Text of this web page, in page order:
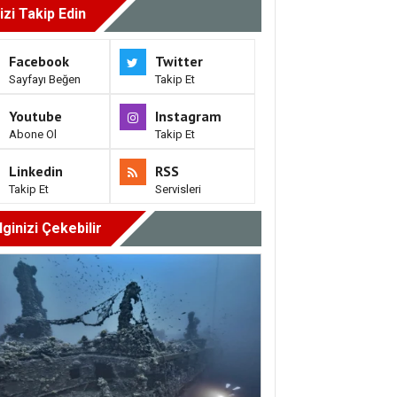
Takip Edin
Facebook
Sayfayı Beğen
Twitter
Takip Et
Youtube
Abone Ol
Instagram
Takip Et
Linkedin
Takip Et
RSS
Servisleri
Çekebilir